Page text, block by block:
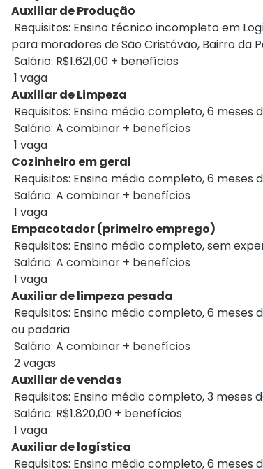
Auxiliar de Produção
Requisitos: Ensino técnico incompleto em
para moradores de São Cristóvão, Bairro da
Salário: R$1.621,00 + benefícios
1 vaga
Auxiliar de Limpeza
Requisitos: Ensino médio completo, 6
Salário: A combinar + benefícios
1 vaga
Cozinheiro em geral
Requisitos: Ensino médio completo, 6
Salário: A combinar + benefícios
1 vaga
Empacotador (primeiro emprego)
Requisitos: Ensino médio completo, sem
Salário: A combinar + benefícios
1 vaga
Auxiliar de limpeza pesada
Requisitos: Ensino médio completo, 6
ou padaria
Salário: A combinar + benefícios
2 vagas
Auxiliar de vendas
Requisitos: Ensino médio completo, 3
Salário: R$1.820,00 + benefícios
1 vaga
Auxiliar de logística
Requisitos: Ensino médio completo, 6